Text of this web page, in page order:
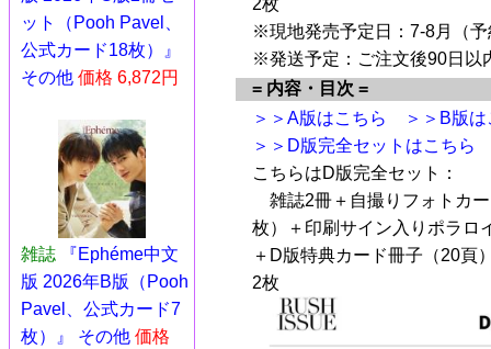
ット（Pooh Pavel、
公式カード18枚）』
その他 価格 6,872円
雑誌
『Ephéme中文
版 2026年B版（Pooh
Pavel、公式カード7
枚）』 その他 価格
2枚
※現地発売予定日：7-8月（
※発送予定：ご注文後90日以
= 内容・目次 =
＞＞A版はこちら
＞＞B版
＞＞D版完全セットはこちら
こちらはD版完全セット：
雑誌2冊＋自撮りフォトカ
枚）＋印刷サイン入りポラロ
＋D版特典カード冊子（20頁
2枚